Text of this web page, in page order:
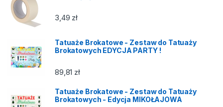
3,49 zł
Tatuaże Brokatowe - Zestaw do Tatuaży
Brokatowych EDYCJA PARTY !
89,81 zł
Tatuaże Brokatowe - Zestaw do Tatuaży
Brokatowych - Edycja MIKOŁAJOWA